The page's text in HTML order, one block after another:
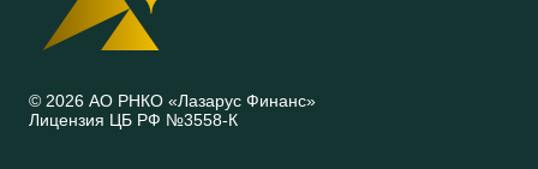
© 2026 АО РНКО «Лазарус Финанс»
Лицензия ЦБ РФ №3558-К